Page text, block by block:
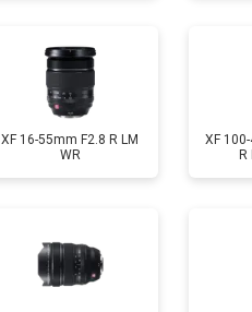
XF 16-55mm F2.8 R LM
WR
XF
R